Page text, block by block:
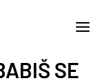
SE